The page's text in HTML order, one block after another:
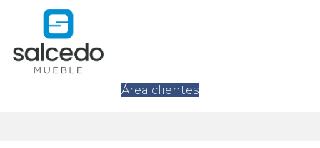
Área clientes